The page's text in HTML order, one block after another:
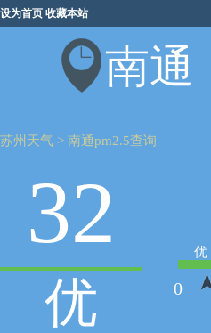
设为首页 收藏本站
南通
苏州天气 > 南通pm2.5查询
32
优
优
0